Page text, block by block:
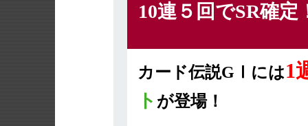
10連５回でSR確
カード伝説GⅠには1
ト が登場！